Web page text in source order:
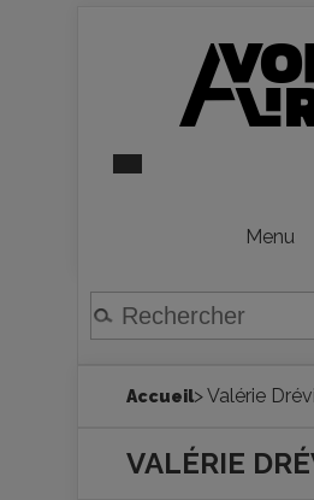
Menu
Accueil> Valérie
VALÉRIE